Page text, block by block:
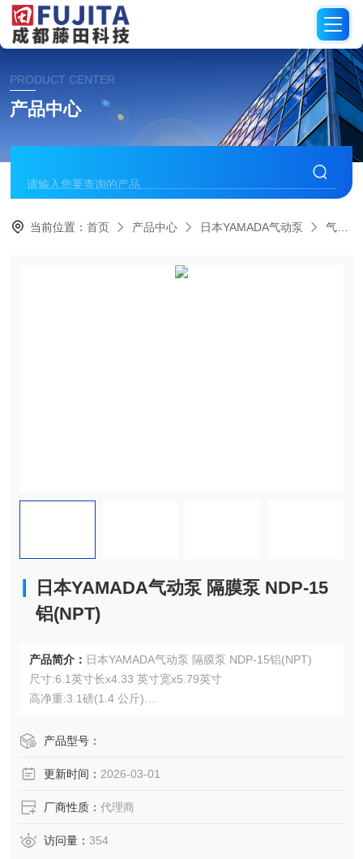
PRODUCT CENTER
产品中心
当前位置：首页 产品中心 日本YAMADA气动泵 气动隔膜泵
日本YAMADA气动泵 隔膜泵 NDP-15
铝(NPT)
产品简介： 日本YAMADA气动泵 隔膜泵 NDP-15铝(NPT)
尺寸:6.1英寸长x4.33 英寸宽x5.79英寸
高净重:3.1磅(1.4 公斤)
产品型号：
更新时间： 2026-03-01
厂商性质： 代理商
访问量： 354